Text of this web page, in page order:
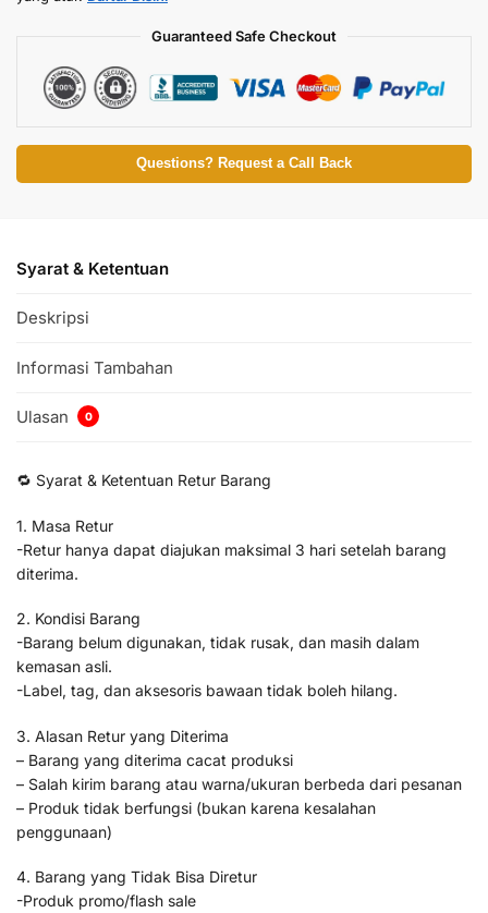
Guaranteed Safe Checkout
Questions? Request a Call Back
Syarat & Ketentuan
Deskripsi
Informasi Tambahan
Ulasan 0
🔁 Syarat & Ketentuan Retur Barang
1. Masa Retur
-Retur hanya dapat diajukan maksimal 3 hari setelah barang
diterima.
2. Kondisi Barang
-Barang belum digunakan, tidak rusak, dan masih dalam
kemasan asli.
-Label, tag, dan aksesoris bawaan tidak boleh hilang.
3. Alasan Retur yang Diterima
– Barang yang diterima cacat produksi
– Salah kirim barang atau warna/ukuran berbeda dari pesanan
– Produk tidak berfungsi (bukan karena kesalahan
penggunaan)
4. Barang yang Tidak Bisa Diretur
-Produk promo/flash sale